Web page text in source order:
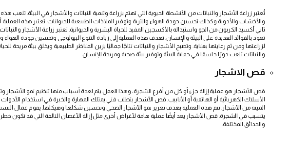
تُعتبر زراعة الأشجار والنباتات من الأنشطة الحيوية التي تهتم بزراعة وتنمية النباتات والأشجار في البيئة.
والأخشاب والأدوية وكذلك تحسين جودة الهواء والتربة وتوفير الملاذات الطبيعية للحيوانات. تعتبر هذه العملية
ثاني أكسيد الكربون من الجو واستبداله بالأكسجين المفيد للحياة البشرية والحيوانية. تعتبر زراعة الأشجار
تعود بالفوائد العديدة على البيئة والإنسان. تهدف هذه العملية إلى زيادة التنوع البيولوجي وتحسين جودة الهواء
لزراعتها ومن ثم رعايتها بعناية. وتصبح الأشجار والنباتات نتاجًا جماليًا يزين المناظر الطبيعية ويخلق بيئة
والنباتات تلعب دورًا حاسمًا في حماية البيئة وتوفير بيئة صحية ومريحة للإنسان.
قص الاشجار
قص الأشجار هو عملية إزالة جزء أو كل من أفرع الشجرة، وهذا العمل يتم لعدة أسباب منها تنظيم نمو الأشجار
الأسلاك الكهربائية أو الهاتفية أو الأنابيب. قص الأشجار يتطلب فني يمتلك المهارة والخبرة في استخدام
الميتة من الأشجار. تتم هذه العملية بهدف تعزيز نمو الأشجار الصحي وتحسين شكلها وهيكلها. يقوم عمال
يتسبب في الشجرة. قص الأشجار يعد أيضًا عملية هامة لأغراض أخرى مثل إزالة الأغصان التالفة التي قد تكون
والحدائق المختلفة.